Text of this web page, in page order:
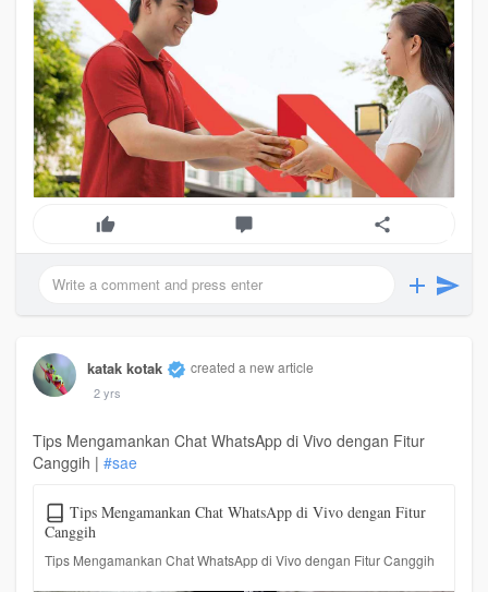
katak kotak created a new article
2 yrs
Tips Mengamankan Chat WhatsApp di Vivo dengan Fitur
Canggih | #sae
Tips Mengamankan Chat WhatsApp di Vivo dengan Fitur
Canggih
Tips Mengamankan Chat WhatsApp di Vivo dengan Fitur Canggih